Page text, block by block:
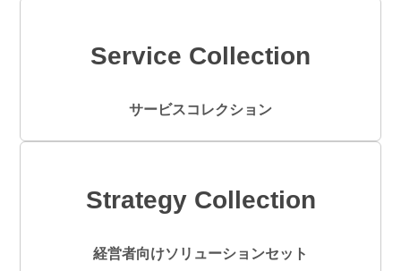
Service Collection
サービスコレクション
Strategy Collection
経営者向けソリューションセット